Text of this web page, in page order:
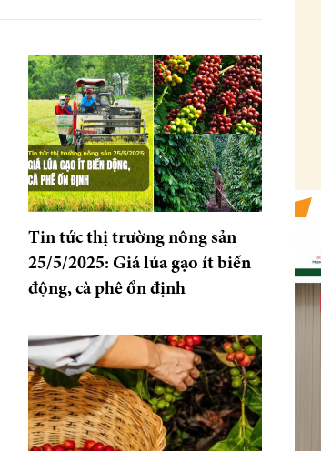
Tin tức thị trường nông sản
25/5/2025: Giá lúa gạo ít biến
động, cà phê ổn định